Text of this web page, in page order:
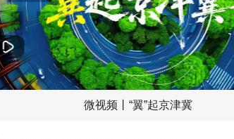
微视频丨“翼”起京津冀